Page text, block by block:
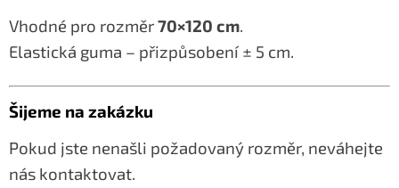
Vhodné pro rozměr70×120 cm.
Elastická guma – přizpůsobení ± 5 cm.
Šijeme na zakázku
Pokud jste nenašli požadovaný rozměr, neváhejte
nás kontaktovat.